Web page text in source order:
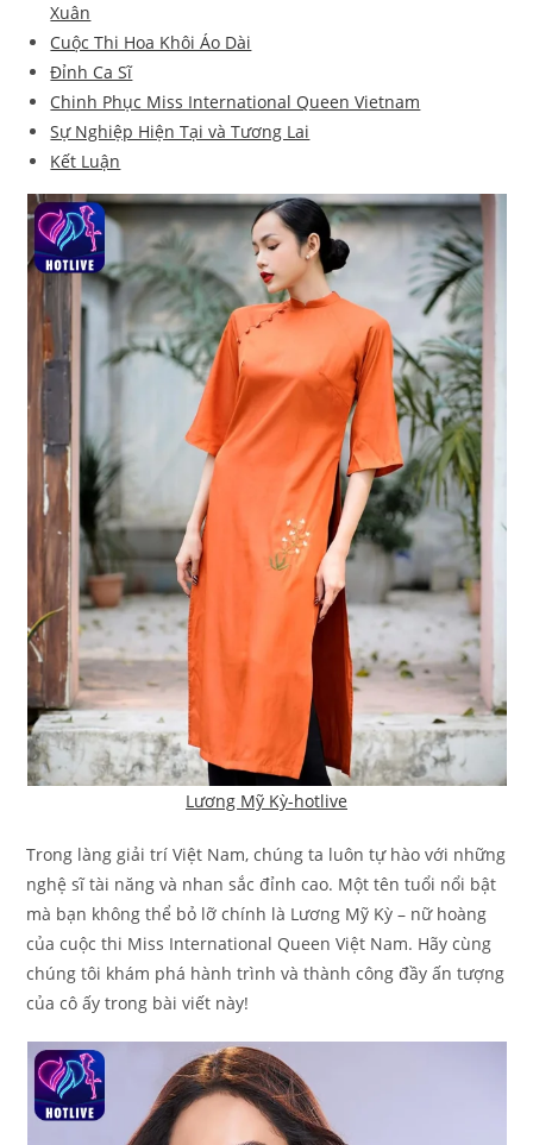
Xuân
Cuộc Thi Hoa Khôi Áo Dài
Đỉnh Ca Sĩ
Chinh Phục Miss International Queen Vietnam
Sự Nghiệp Hiện Tại và Tương Lai
Kết Luận
Lương Mỹ Kỳ-hotlive
Trong làng giải trí Việt Nam, chúng ta luôn tự hào với những
nghệ sĩ tài năng và nhan sắc đỉnh cao. Một tên tuổi nổi bật
mà bạn không thể bỏ lỡ chính là Lương Mỹ Kỳ – nữ hoàng
của cuộc thi Miss International Queen Việt Nam. Hãy cùng
chúng tôi khám phá hành trình và thành công đầy ấn tượng
của cô ấy trong bài viết này!